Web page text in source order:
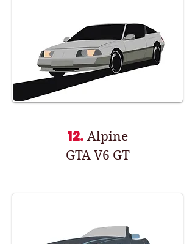
12. Alpine
GTA V6 GT